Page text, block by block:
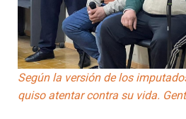
Según la versión de los
quiso atentar contra su vida.